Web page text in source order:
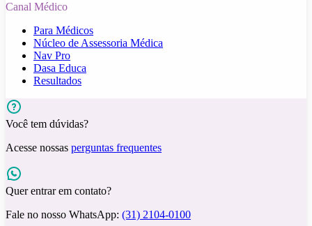
Canal Médico
Para Médicos
Núcleo de Assessoria Médica
Nav Pro
Dasa Educa
Resultados
Você tem dúvidas?
Acesse nossas perguntas frequentes
Quer entrar em contato?
Fale no nosso WhatsApp: (31) 2104-0100